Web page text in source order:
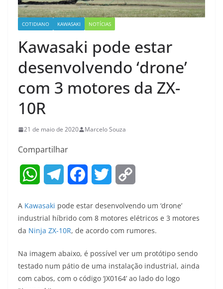
COTIDIANO KAWASAKI NOTÍCIAS
Kawasaki pode estar
desenvolvendo ‘drone’
com 3 motores da ZX-
10R
21 de maio de 2020 Marcelo Souza
Compartilhar
W
a
t
s
A
l
e
g
c
e
b
o
i
t
t
e
p
y
L
A Kawasaki pode estar desenvolvendo um ‘drone’
industrial híbrido com 8 motores elétricos e 3 motores
da Ninja ZX-10R, de acordo com rumores.
Na imagem abaixo, é possível ver um protótipo sendo
testado num pátio de uma instalação industrial, ainda
com cabos, com o código ‘JX0164’ ao lado do logo